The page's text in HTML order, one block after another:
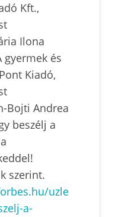
Kft.,
Ilona
gyermek és
Kiadó,
Bojti Andrea
beszélj a
szerint.
uzle
a-